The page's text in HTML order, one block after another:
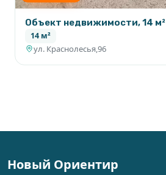
Объект недвижимости, 14 м²
14 м²
ул. Краснолесья,96
Новый Ориентир